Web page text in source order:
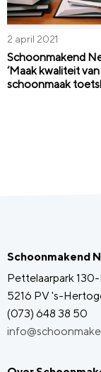
2 april 2021
Schoonmakend
‘Maak kwaliteit van
schoonmaak
Schoonmakend
Pettelaarpark
5216 PV 's-
(073) 648 38 50